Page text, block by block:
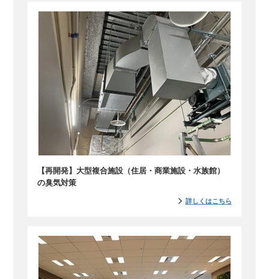
【再開発】大型複合施設（住居・商業施設・水族館）
の臭気対策
詳しくはこちら